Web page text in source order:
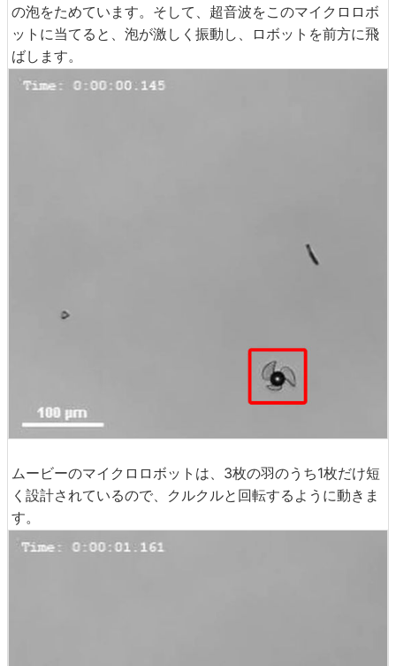
の泡をためています。そして、超音波をこのマイクロロボ
ットに当てると、泡が激しく振動し、ロボットを前方に飛
ばします。
ムービーのマイクロロボットは、3枚の羽のうち1枚だけ短
く設計されているので、クルクルと回転するように動きま
す。